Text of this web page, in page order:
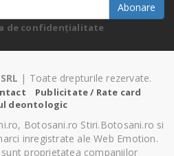
Abonare
de confidențialitate
| Toate drepturile rezervate.
Publicitate / Rate card
deontologic
Botosani.ro Stiri.Botosani.ro si
inregistrate ale Web Emotion.
proprietatea companiilor